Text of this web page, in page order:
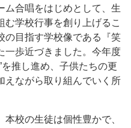
ム合唱をはじめとして、生
学校行事を創り上げるこ
の目指す学校像である『笑
一歩近づきました。今年度
推し進め、子供たちの更
えながら取り組んでいく所
校の生徒は個性豊かで、